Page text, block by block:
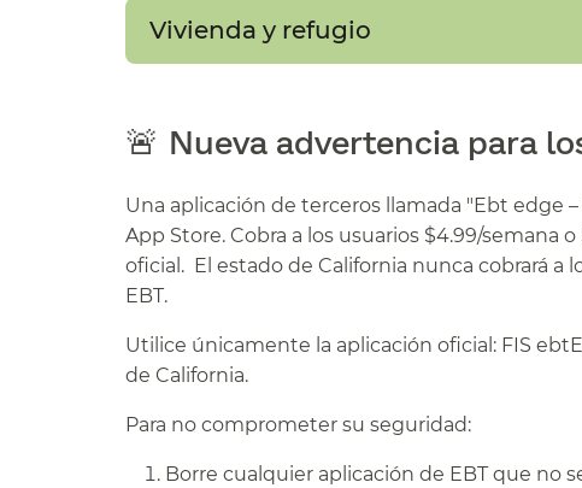
Vivienda y refugio​​
🚨 Nueva advertencia para
Una aplicación de terceros llamada "Ebt edge
App Store. Cobra a los usuarios $4.99/semana
oficial. El estado de California nunca cobrará a
EBT.​​
Utilice únicamente la aplicación oficial: FIS
de California.​​
Para no comprometer su seguridad:​​
Borre cualquier aplicación de EBT que no